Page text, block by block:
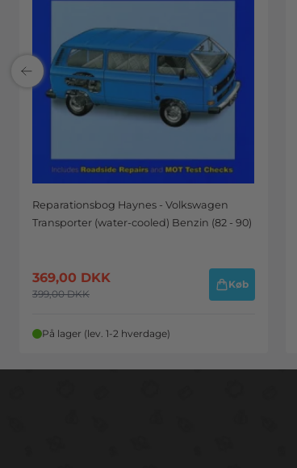
Reparationsbog Haynes - Volkswagen
Transporter (water-cooled) Benzin (82 - 90)
369,00 DKK
399,00DKK
Køb
På lager (lev. 1-2 hverdage)